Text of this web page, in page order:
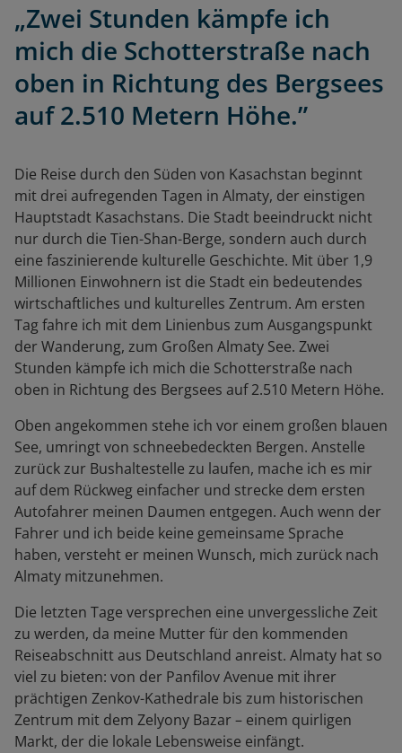
„Zwei Stunden kämpfe ich
mich die Schotterstraße nach
oben in Richtung des Bergsees
auf 2.510 Metern Höhe.”
Die Reise durch den Süden von Kasachstan beginnt
mit drei aufregenden Tagen in Almaty, der einstigen
Hauptstadt Kasachstans. Die Stadt beeindruckt nicht
nur durch die Tien-Shan-Berge, sondern auch durch
eine faszinierende kulturelle Geschichte. Mit über 1,9
Millionen Einwohnern ist die Stadt ein bedeutendes
wirtschaftliches und kulturelles Zentrum. Am ersten
Tag fahre ich mit dem Linienbus zum Ausgangspunkt
der Wanderung, zum Großen Almaty See. Zwei
Stunden kämpfe ich mich die Schotterstraße nach
oben in Richtung des Bergsees auf 2.510 Metern Höhe.
Oben angekommen stehe ich vor einem großen blauen
See, umringt von schneebedeckten Bergen. Anstelle
zurück zur Bushaltestelle zu laufen, mache ich es mir
auf dem Rückweg einfacher und strecke dem ersten
Autofahrer meinen Daumen entgegen. Auch wenn der
Fahrer und ich beide keine gemeinsame Sprache
haben, versteht er meinen Wunsch, mich zurück nach
Almaty mitzunehmen.
Die letzten Tage versprechen eine unvergessliche Zeit
zu werden, da meine Mutter für den kommenden
Reiseabschnitt aus Deutschland anreist. Almaty hat so
viel zu bieten: von der Panfilov Avenue mit ihrer
prächtigen Zenkov-Kathedrale bis zum historischen
Zentrum mit dem Zelyony Bazar – einem quirligen
Markt, der die lokale Lebensweise einfängt.